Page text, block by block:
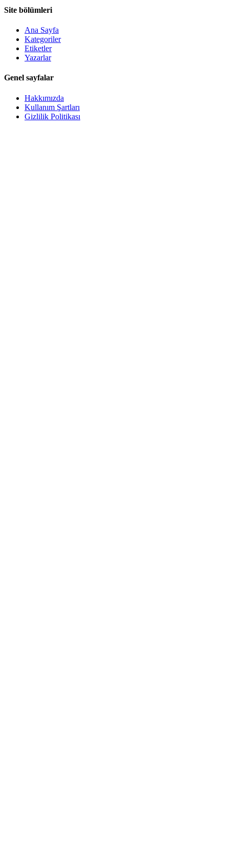
Site bölümleri
Ana Sayfa
Kategoriler
Etiketler
Yazarlar
Genel sayfalar
Hakkımızda
Kullanım Şartları
Gizlilik Politikası